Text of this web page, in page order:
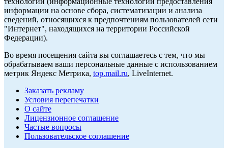
информации на основе сбора, систематизации и анализа
сведений, относящихся к предпочтениям пользователей сети
"Интернет", находящихся на территории Российской
Федерации).
Во время посещения сайта вы соглашаетесь с тем, что мы
обрабатываем ваши персональные данные с использованием
метрик Яндекс Метрика, top.mail.ru, LiveInternet.
Заказать рекламу
Условия перепечатки
О сайте
Лицензионное соглашение
Частые вопросы
Пользовательское соглашение